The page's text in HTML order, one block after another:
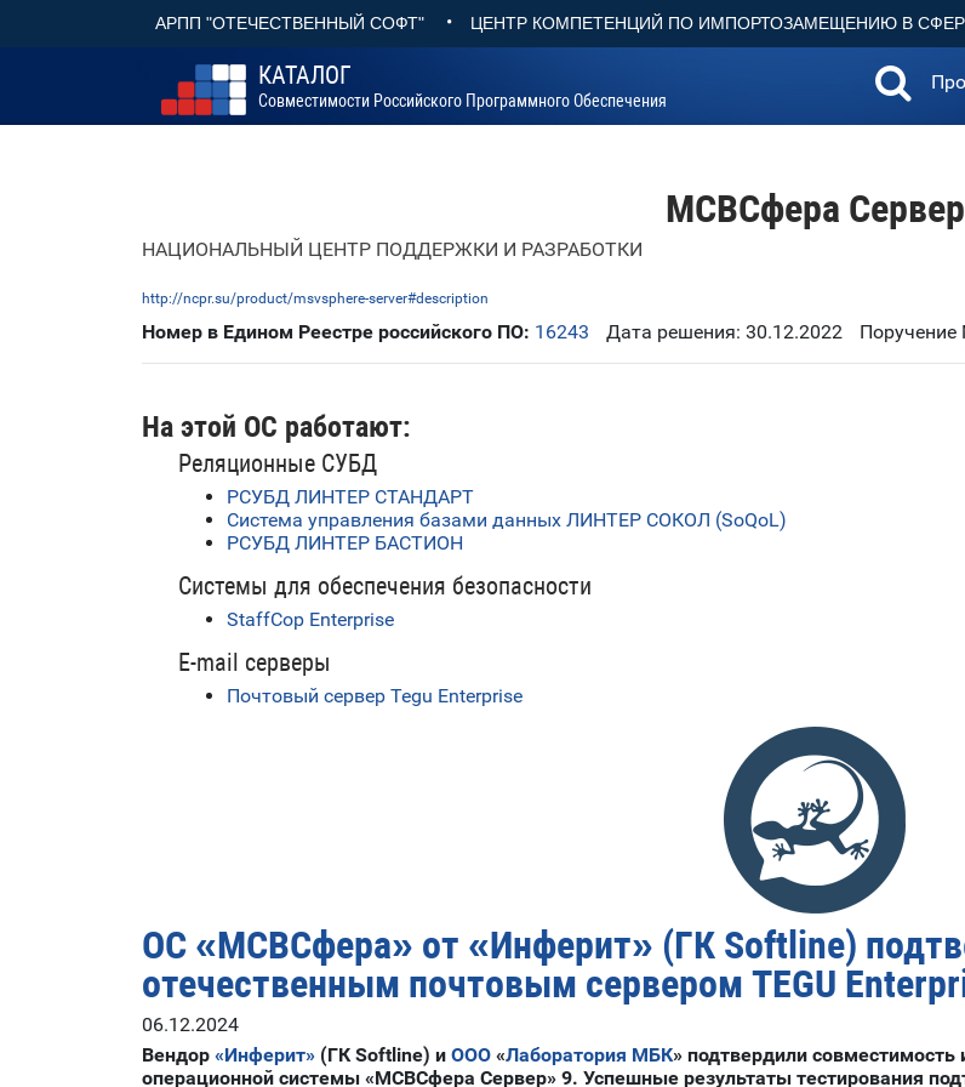
АРПП "ОТЕЧЕСТВЕННЫЙ СОФТ" • ЦЕНТР КОМПЕТЕНЦИЙ ПО ИМПОРТОЗАМЕЩЕНИЮ В
КАТАЛОГ
Совместимости Российского Программного Обеспечения
МСВСфера Сервер
НАЦИОНАЛЬНЫЙ ЦЕНТР ПОДДЕРЖКИ И РАЗРАБОТКИ
http://ncpr.su/product/msvsphere-server#description
Номер в Едином Реестре российского ПО: 16243 Дата решения: 30.12.2022
На этой ОС работают:
Реляционные СУБД
РСУБД ЛИНТЕР СТАНДАРТ
Система управления базами данных ЛИНТЕР СОКОЛ (SoQoL)
РСУБД ЛИНТЕР БАСТИОН
Системы для обеспечения безопасности
StaffCop Enterprise
E-mail серверы
Почтовый сервер Tegu Enterprise
ОС «МСВСфера» от «Инферит» (ГК Softline)
отечественным почтовым сервером TEGU
06.12.2024
Вендор «Инферит» (ГК Softline) и ООО «Лаборатория МБК» подтвердили совместимость
операционной системы «МСВСфера Сервер» 9. Успешные результаты тестирования